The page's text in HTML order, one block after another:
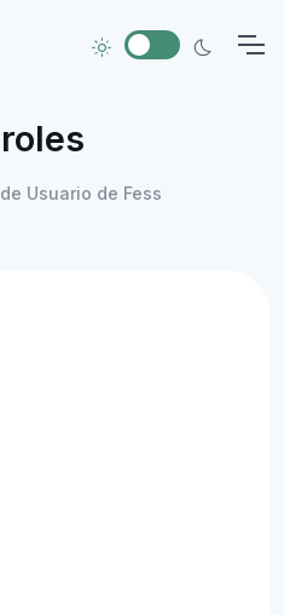
Usuario de Fess